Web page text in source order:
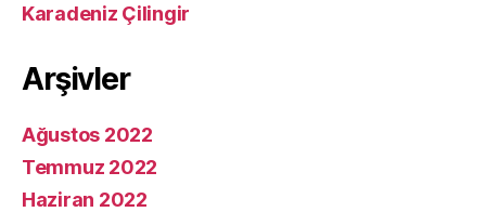
Karadeniz Çilingir
Arşivler
Ağustos 2022
Temmuz 2022
Haziran 2022